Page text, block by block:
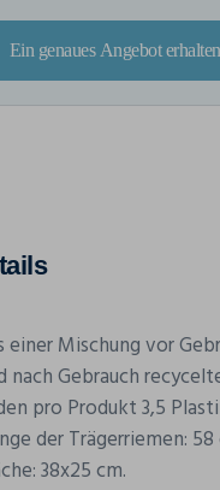
Ein genaues Angebot erhalten
einer Mischung vor
nach Gebrauch
pro Produkt 3,5
der Trägerriemen: 58
38x25 cm.